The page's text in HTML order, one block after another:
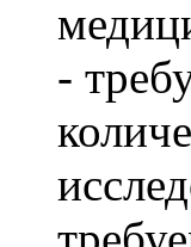
-